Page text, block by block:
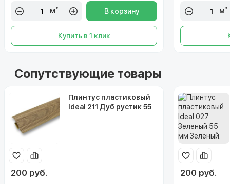
м² В корзину
Купить в 1 клик
м²
Сопутствующие товары
Плинтус пластиковый
Ideal 211 Дуб рустик 55
200 руб. 200 руб.